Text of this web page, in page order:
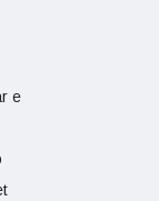
e